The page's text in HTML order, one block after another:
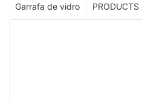
PRODUCTS
Garrafa de vidro